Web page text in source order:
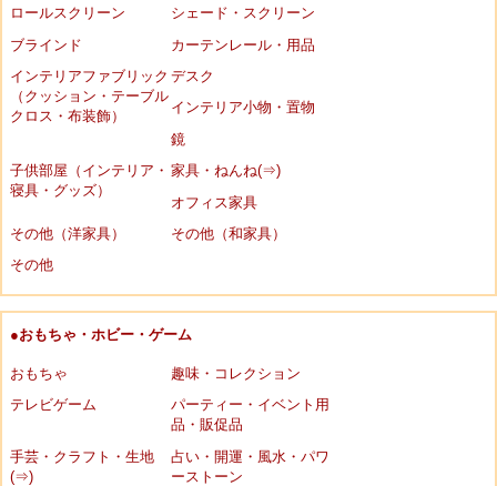
ロールスクリーン
シェード・スクリーン
ブラインド
カーテンレール・用品
インテリアファブリック
（クッション・テーブル
クロス・布装飾）
デスク
インテリア小物・置物
鏡
子供部屋（インテリア・
寝具・グッズ）
家具・ねんね(⇒)
オフィス家具
その他（洋家具）
その他（和家具）
その他
●おもちゃ・ホビー・ゲーム
おもちゃ
趣味・コレクション
テレビゲーム
パーティー・イベント用
品・販促品
手芸・クラフト・生地
(⇒)
占い・開運・風水・パワ
ーストーン